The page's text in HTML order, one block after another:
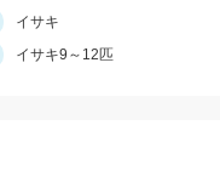
イサキ
イサキ9～12匹